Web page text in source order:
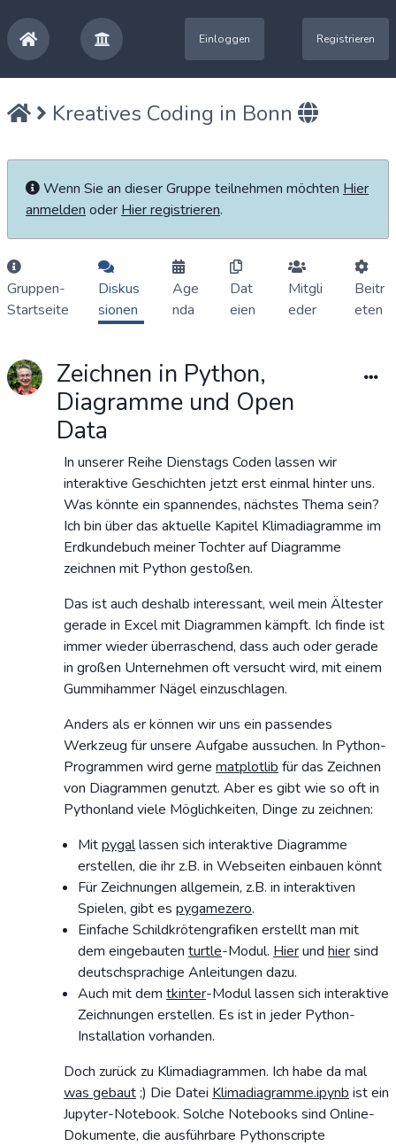
Einloggen Registrieren
Kreatives Coding in Bonn
Wenn Sie an dieser Gruppe teilnehmen möchten Hier
anmelden oder Hier registrieren.
Gruppen-
Startseite
Diskus
sionen
Age
nda
Dat
eien
Mitgli
eder
Beitr
eten
Zeichnen in Python,
Diagramme und Open
Data
In unserer Reihe Dienstags Coden lassen wir
interaktive Geschichten jetzt erst einmal hinter uns.
Was könnte ein spannendes, nächstes Thema sein?
Ich bin über das aktuelle Kapitel Klimadiagramme im
Erdkundebuch meiner Tochter auf Diagramme
zeichnen mit Python gestoßen.
Das ist auch deshalb interessant, weil mein Ältester
gerade in Excel mit Diagrammen kämpft. Ich finde ist
immer wieder überraschend, dass auch oder gerade
in großen Unternehmen oft versucht wird, mit einem
Gummihammer Nägel einzuschlagen.
Anders als er können wir uns ein passendes
Werkzeug für unsere Aufgabe aussuchen. In Python-
Programmen wird gerne matplotlib für das Zeichnen
von Diagrammen genutzt. Aber es gibt wie so oft in
Pythonland viele Möglichkeiten, Dinge zu zeichnen:
Mitpygallassen sich interaktive Diagramme
erstellen, die ihr z.B. in Webseiten einbauen könnt
Für Zeichnungen allgemein, z.B. in interaktiven
Spielen, gibt es pygamezero.
Einfache Schildkrötengrafiken erstellt man mit
dem eingebauten turtle-Modul. Hierund hiersind
deutschsprachige Anleitungen dazu.
Auch mit dem tkinter-Modul lassen sich interaktive
Zeichnungen erstellen. Es ist in jeder Python-
Installation vorhanden.
Doch zurück zu Klimadiagrammen. Ich habe da mal
was gebaut;) Die Datei Klimadiagramme.ipynb ist ein
Jupyter-Notebook. Solche Notebooks sind Online-
Dokumente, die ausführbare Pythonscripte